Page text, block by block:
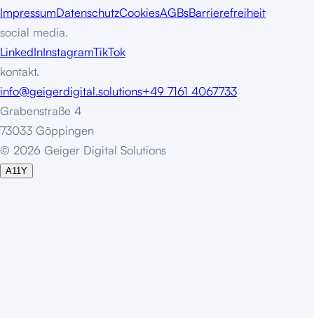
ImpressumDatenschutzCookiesAGBsBarrierefreiheit
social media.
LinkedInInstagramTikTok
kontakt.
info@geigerdigital.solutions+49 7161 4067733
Grabenstraße 4
73033 Göppingen
© 2026 Geiger Digital Solutions
A11Y